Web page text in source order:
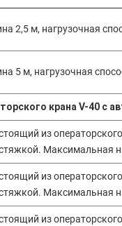
2,5 м, нагрузочная
5 м, нагрузочная
крана V-40 с
из
Максимальная
из
Максимальная
из